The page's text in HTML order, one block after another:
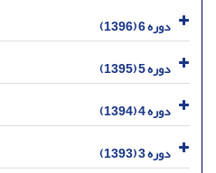
دوره 6 (1396)
دوره 5 (1395)
دوره 4 (1394)
دوره 3 (1393)